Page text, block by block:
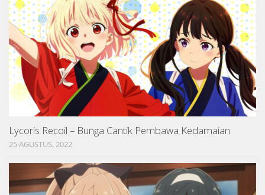
Lycoris Recoil – Bunga Cantik Pembawa Kedamaian
25 AGUSTUS, 2022